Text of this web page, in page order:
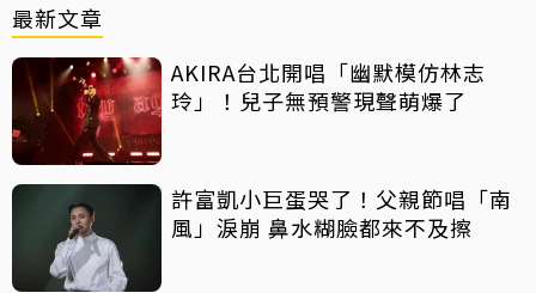
最新文章
AKIRA台北開唱「幽默模仿林志
玲」！兒子無預警現聲萌爆了
許富凱小巨蛋哭了！父親節唱「南
風」淚崩 鼻水糊臉都來不及擦